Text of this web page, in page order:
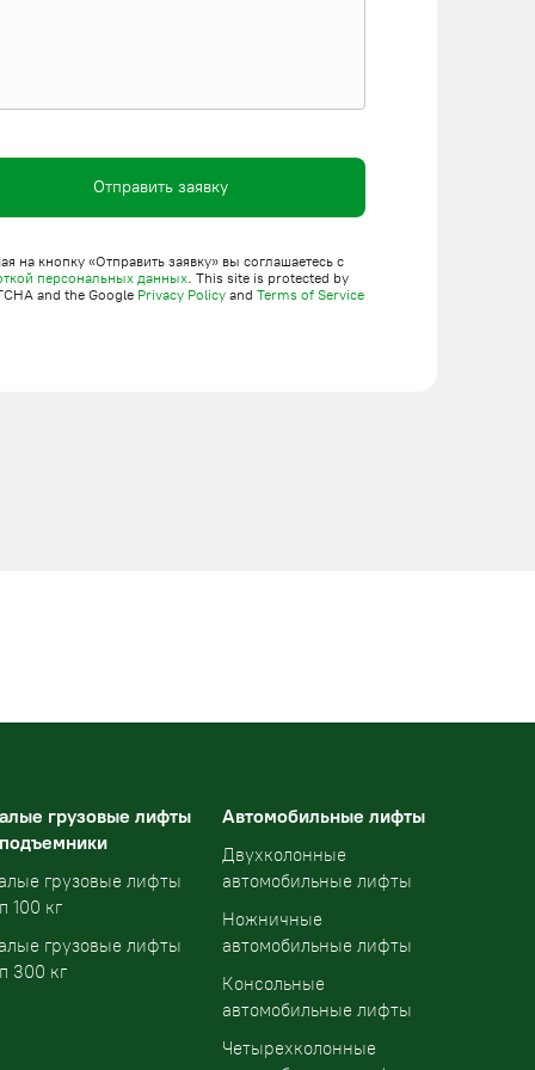
Отправить заявку
на кнопку «Отправить заявку» вы соглашаетесь с
персональных данных. This site is protected by
and the Google Privacy Policy and Terms of Service
грузовые лифты
грузовые лифты
100 кг
грузовые лифты
300 кг
Автомобильные лифты
Двухколонные
автомобильные лифты
Ножничные
автомобильные лифты
Консольные
автомобильные лифты
Четырехколонные